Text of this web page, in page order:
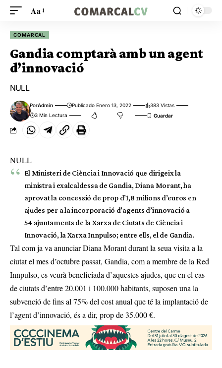
Aa
COMARCAL
Gandia comptarà amb un agent
d’innovació
NULL
PorAdmin Publicado Enero 13, 2022
383 Vistas
3 Min Lectura
NULL
El Ministeri de Ciència i Innovació que dirigeix la
ministra i exalcaldessa de Gandia, Diana Morant, ha
aprovat la concessió de prop d’1,8 milions d’euros en
ajudes per a la incorporació d’agents d’innovació a
54 ajuntaments de la Xarxa de Ciutats de Ciència i
Innovació, la Xarxa Innpulso; entre ells, el de Gandia.
Tal com ja va anunciar Diana Morant durant la seua visita a la
ciutat el mes d’octubre passat, Gandia, com a membre de la Red
Innpulso, es veurà beneficiada d’aquestes ajudes, que en el cas
de ciutats d’entre 20.001 i 100.000 habitants, suposen una la
subvenció de fins al 75% del cost anual que té la implantació de
l’agent d’innovació, és a dir, prop de 35.000 €.